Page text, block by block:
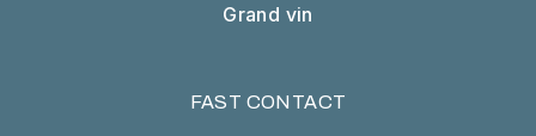
Grand vin
FAST CONTACT